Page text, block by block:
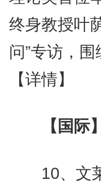
终身教授叶
问”专访，
【详情】
【国际】
10、文莱